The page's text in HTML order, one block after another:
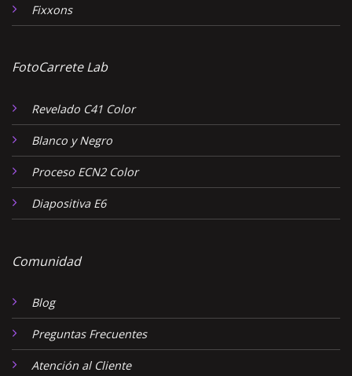
Fixxons
FotoCarrete Lab
Revelado C41 Color
Blanco y Negro
Proceso ECN2 Color
Diapositiva E6
Comunidad
Blog
Preguntas Frecuentes
Atención al Cliente